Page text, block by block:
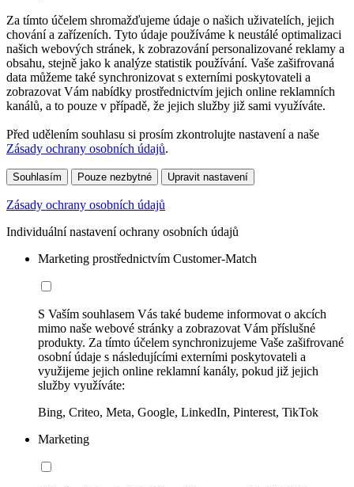
Za tímto účelem shromažďujeme údaje o našich uživatelích, jejich
chování a zařízeních. Tyto údaje používáme k neustálé optimalizaci
našich webových stránek, k zobrazování personalizované reklamy a
obsahu, stejně jako k analýze statistik používání. Vaše zašifrovaná
data můžeme také synchronizovat s externími poskytovateli a
zobrazovat Vám nabídky prostřednictvím jejich online reklamních
kanálů, a to pouze v případě, že jejich služby již sami využíváte.
Před udělením souhlasu si prosím zkontrolujte nastavení a naše
Zásady ochrany osobních údajů.
Souhlasím Pouze nezbytné Upravit nastavení
Zásady ochrany osobních údajů
Individuální nastavení ochrany osobních údajů
Marketing prostřednictvím Customer-Match
S Vaším souhlasem Vás také budeme informovat o akcích
mimo naše webové stránky a zobrazovat Vám příslušné
produkty. Za tímto účelem synchronizujeme Vaše zašifrované
osobní údaje s následujícími externími poskytovateli a
využijeme jejich online reklamní kanály, pokud již jejich
služby využíváte:
Bing, Criteo, Meta, Google, LinkedIn, Pinterest, TikTok
Marketing